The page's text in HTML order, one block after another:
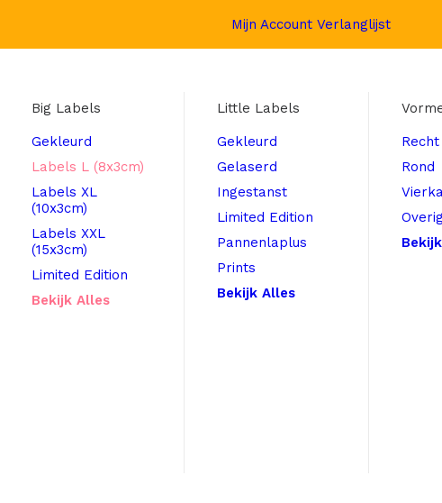
Mijn Account Verlanglijst
Big Labels
Gekleurd
Labels L (8x3cm)
Labels XL
(10x3cm)
Labels XXL
(15x3cm)
Limited Edition
Bekijk Alles
Little Labels
Gekleurd
Gelaserd
Ingestanst
Limited Edition
Pannenlaplus
Prints
Bekijk Alles
Recht
Rond